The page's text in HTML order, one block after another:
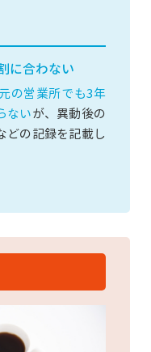
に合わない
の営業所でも3年
ないが、異動後の
どの記録を記載し